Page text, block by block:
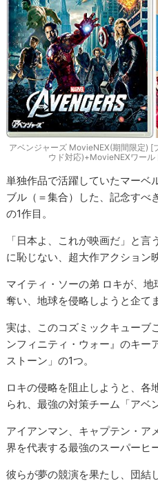
アベンジャーズ MovieNEX(期間限定) [
ウド対応)+MovieNEXワー
単独作品で活躍していたマーベ
ブル（＝集合）した、記念すべ
の1作目。
「日本よ、これが映画だ」と
に恥じない、超大作アクション
マイティ・ソーの弟 ロキが、
奪い、地球を侵略しようと企て
実は、このコズミックキューブ
ンフィニティ・ウォー』のキー
ストーン」の1つ。
ロキの侵略を阻止しようと、各
られ、最強の対策チーム「アベ
アイアンマン、キャプテン・ア
界を代表する最強のスーパーヒ
彼らが夢の競演を果たし、団結